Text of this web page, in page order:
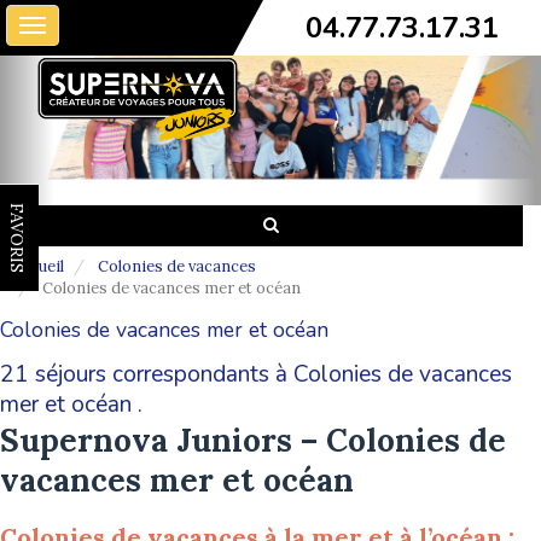
Toggle
navigation
04.77.73.17.31
FAVORIS
Accueil
Colonies de vacances
Colonies de vacances mer et océan
Colonies de vacances mer et océan
21 séjours correspondants à Colonies de vacances
mer et océan .
Supernova Juniors – Colonies de
vacances mer et océan